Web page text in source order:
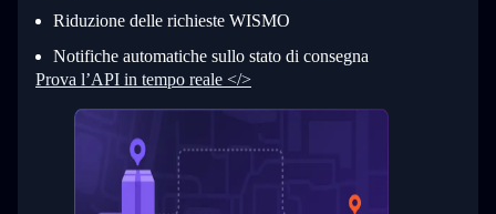
32
33
34
    ]
  }
}
Riduzione delle richieste WISMO
Notifiche automatiche sullo stato di consegna
Prova l’API in tempo reale </>